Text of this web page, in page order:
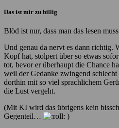
Das ist mir zu billig
Blöd ist nur, dass man das lesen
Und genau da nervt es dann richtig.
Kopf hat, stolpert über so etwas
tot, bevor er überhaupt die Chance
weil der Gedanke zwingend
dorthin mit so viel sprachlichem
die Lust vergeht.
(Mit KI wird das übrigens kein
Gegenteil…
)